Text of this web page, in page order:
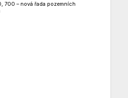
700 – nová řada pozemních